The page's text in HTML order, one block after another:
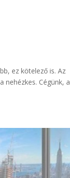
ez kötelező is. Az
nehézkes. Cégünk, a